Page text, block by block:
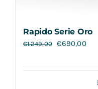
Rapido Serie Oro
€1.249,00 €690,00